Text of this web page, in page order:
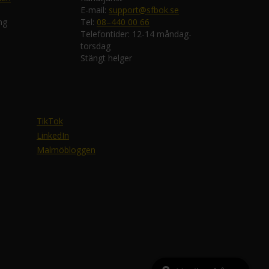
E-mail: support@sfbok.se
Tel: 08–440 00 66
Telefontider: 12-14 måndag-
torsdag
Stängt helger
TikTok
LinkedIn
Malmöbloggen